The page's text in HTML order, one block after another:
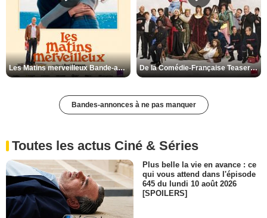
Les Matins merveilleux Bande-annonce VF De la Comédie-Française Teaser VF
Bandes-annonces à ne pas manquer
Toutes les actus Ciné & Séries
Plus belle la vie en avance : ce
qui vous attend dans l'épisode
645 du lundi 10 août 2026
[SPOILERS]